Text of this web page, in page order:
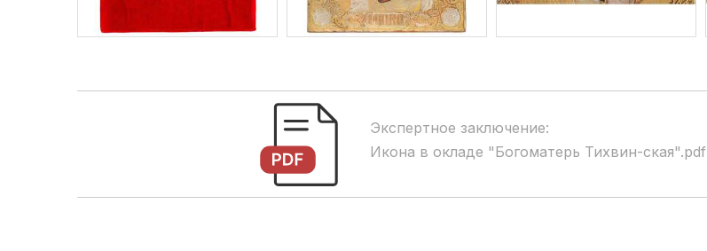
Экспертное заключение:
Икона в окладе "Богоматерь Тихвин-ская".pdf